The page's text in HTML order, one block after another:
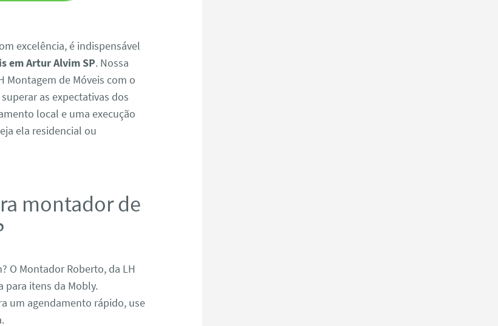
excelência, é indispensável
em Artur Alvim SP. Nossa
Montagem de Móveis com o
as expectativas dos
local e uma execução
ela residencial ou
montador de
O Montador Roberto, da LH
para itens da Mobly.
um agendamento rápido, use